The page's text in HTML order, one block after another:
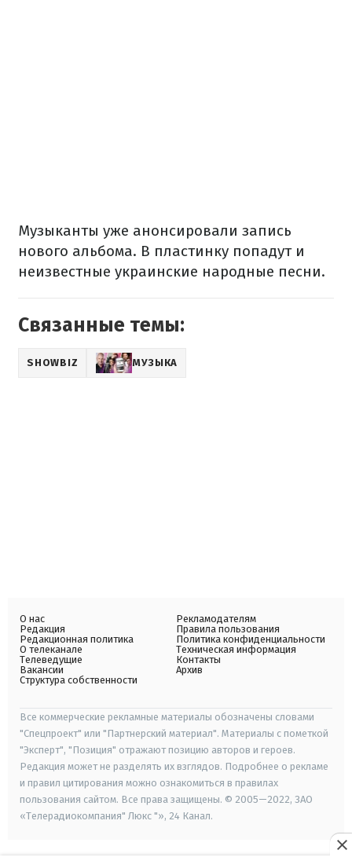
Музыканты уже анонсировали запись
нового альбома. В пластинку попадут и
неизвестные украинские народные песни.
Связанные темы:
SHOWBIZ МУЗЫКА
О нас
Редакция
Редакционная политика
О телеканале
Телеведущие
Вакансии
Структура собственности
Рекламодателям
Правила пользования
Политика конфиденциальности
Техническая информация
Контакты
Архив
Все коммерческие рекламные материалы обозначены словами
"Спецпроект" или "Партнерский материал". Материалы с пометкой
"Эксперт", "Позиция" отражают позицию авторов и героев.
Редакция может не разделять их взглядов. Подробнее о рекламе
и правил цитирования можно ознакомиться в правилах
пользования сайтом. Все права защищены. © 2005—2022, ЗАО
«Телерадиокомпания" Люкс "», 24 Канал.